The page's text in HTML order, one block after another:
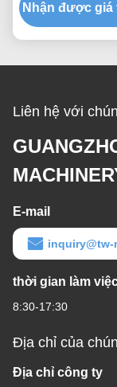
Nhận được giá
Liên hệ với
E-mail
inquiry@tw-
thời gian làm
8:30-17:30
Địa chỉ của
Địa chỉ công ty